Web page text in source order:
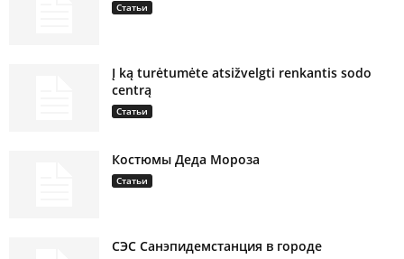
Статьи
Į ką turėtumėte atsižvelgti renkantis sodo
centrą
Статьи
Костюмы Деда Мороза
Статьи
СЭС Санэпидемстанция в городе